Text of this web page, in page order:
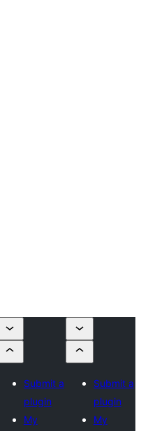
Submit a
plugin
My
Submit a
plugin
My